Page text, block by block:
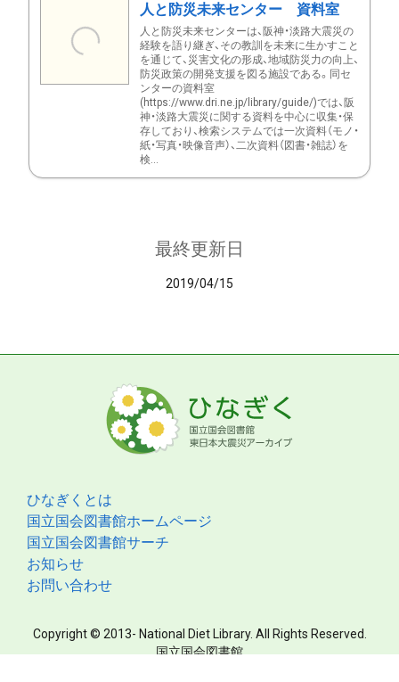
人と防災未来センター 資料室
人と防災未来センターは、阪神・淡路大震災の
経験を語り継ぎ、その教訓を未来に生かすこと
を通じて、災害文化の形成、地域防災力の向上、
防災政策の開発支援を図る施設である。同セ
ンターの資料室
(https://www.dri.ne.jp/library/guide/)では、阪
神・淡路大震災に関する資料を中心に収集・保
存しており、検索システムでは一次資料（モノ・
紙・写真・映像音声）、二次資料（図書・雑誌）を
検...
最終更新日
2019/04/15
ひなぎくとは
国立国会図書館ホームページ
国立国会図書館サーチ
お知らせ
お問い合わせ
Copyright © 2013- National Diet Library. All Rights Reserved.